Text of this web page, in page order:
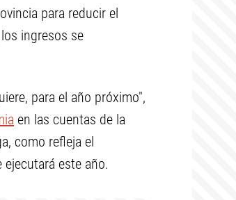
para reducir el
ingresos se
para el año próximo",
en las cuentas de la
como refleja el
este año.